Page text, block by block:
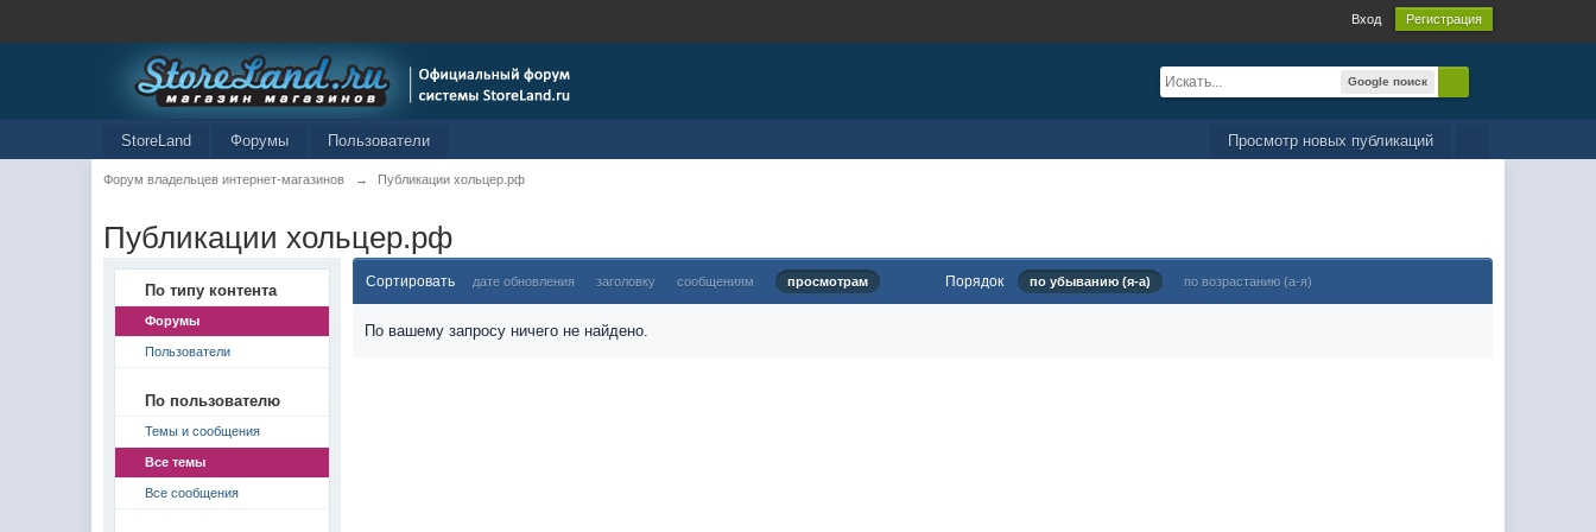
Вход Регистрация
Google поиск
Просмотр новых публикаций
StoreLand Форумы Пользователи
Форум владельцев интернет-магазинов → Публикации хольцер.рф
Публикации хольцер.рф
По типу контента
Форумы
Пользователи
По пользователю
Темы и сообщения
Все темы
Все сообщения
Сортировать дате обновления заголовку сообщениям просмотрам Порядок по убыванию (я-а) по возрастанию (а-я)
По вашему запросу ничего не найдено.